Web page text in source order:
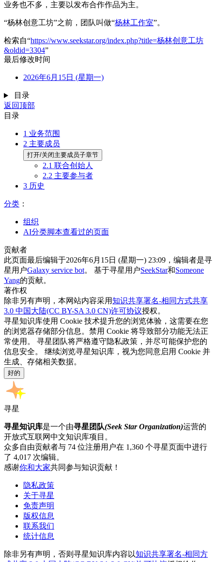
业务也不多，主要以发布合作作品为主。
“杨林创意工坊”之前，团队叫做“杨林工作室”。
检索自“https://www.seekstar.org/index.php?title=杨林创意工坊
&oldid=3304”
最后修改时间
2026年6月15日 (星期一)
目录
返回顶部
目录
1 业务范围
2 主要成员
打开/关闭主要成员子章节
2.1 联合创始人
2.2 主要参与者
3 历史
分类 ：​
组织
AI分类脚本查看过的页面
贡献者
此页面最后编辑于2026年6月15日 (星期一) 23:09，编辑者是寻
星用户Galaxy service bot。 基于寻星用户SeekStar和​Someone
Yang的贡献。
著作权
除非另有声明，本网站内容采用知识共享署名-相同方式共享
3.0 中国大陆(CC BY-SA 3.0 CN)许可协议授权。
寻星知识库使用 Cookie 技术提升您的浏览体验，这需要在您
的浏览器存储部分信息。禁用 Cookie 将导致部分功能无法正
常使用。 寻星团队将严格遵守隐私政策，并尽可能保护您的
信息安全。 继续浏览寻星知识库，视为您同意启用 Cookie 并
生成、存储相关数据。
好的
寻星
寻星知识库是一个由寻星团队(Seek Star Organization)运营的
开放式互联网中文知识库项目。
众多自由贡献者与 74 位注册用户在 1,360 个寻星页面中进行
了 4,017 次编辑。
感谢你和大家共同参与知识贡献！
隐私政策
关于寻星
免责声明
版权信息
联系我们
统计信息
除非另有声明，否则寻星知识库内容以知识共享署名-相同方